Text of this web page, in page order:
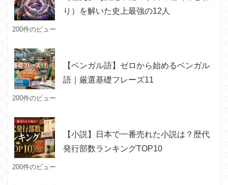
り）を解いた史上最強の12人
200件のビュー
【ベンガル語】ゼロから始めるベンガル
語｜厳選基礎フレーズ11
200件のビュー
【小説】日本で一番売れた小説は？歴代
発行部数ランキングTOP10
200件のビュー